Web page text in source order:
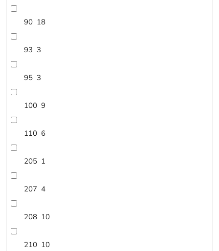
90 18
93 3
95 3
100 9
110 6
205 1
207 4
208 10
210 10